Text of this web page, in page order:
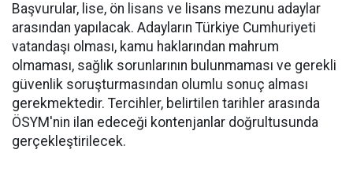
Başvurular, lise, ön lisans ve lisans mezunu adaylar
arasından yapılacak. Adayların Türkiye Cumhuriyeti
vatandaşı olması, kamu haklarından mahrum
olmaması, sağlık sorunlarının bulunmaması ve gerekli
güvenlik soruşturmasından olumlu sonuç alması
gerekmektedir. Tercihler, belirtilen tarihler arasında
ÖSYM'nin ilan edeceği kontenjanlar doğrultusunda
gerçekleştirilecek.